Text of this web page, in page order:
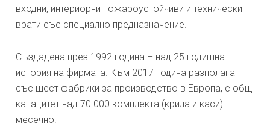
входни, интериорни пожароустойчиви и технически
врати със специално предназначение.
Създадена през 1992 година – над 25 годишна
история на фирмата. Към 2017 година разполага
със шест фабрики за производство в Европа, с общ
капацитет над 70 000 комплекта (крила и каси)
месечно.